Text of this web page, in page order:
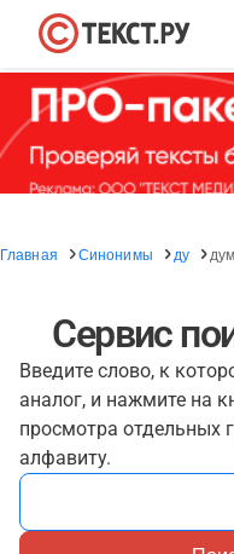
Главная Синонимы ду
Сервис
Введите слово, к
аналог, и нажмите на
просмотра отдельных
алфавиту.